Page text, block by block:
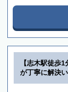
【志木駅徒歩
が丁寧に解決